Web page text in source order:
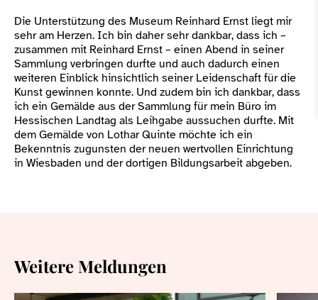
Die Unterstützung des Museum Reinhard Ernst liegt mir
sehr am Herzen. Ich bin daher sehr dankbar, dass ich –
zusammen mit Reinhard Ernst – einen Abend in seiner
Sammlung verbringen durfte und auch dadurch einen
weiteren Einblick hinsichtlich seiner Leidenschaft für die
Kunst gewinnen konnte. Und zudem bin ich dankbar, dass
ich ein Gemälde aus der Sammlung für mein Büro im
Hessischen Landtag als Leihgabe aussuchen durfte. Mit
dem Gemälde von Lothar Quinte möchte ich ein
Bekenntnis zugunsten der neuen wertvollen Einrichtung
in Wiesbaden und der dortigen Bildungsarbeit abgeben.
Weitere Meldungen